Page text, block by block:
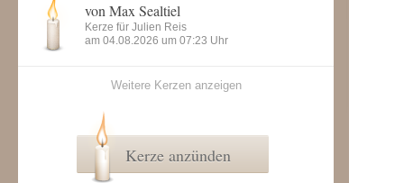
von Max Sealtiel
Kerze für Julien Reis
am 04.08.2026 um 07:23 Uhr
Weitere Kerzen anzeigen
Kerze anzünden